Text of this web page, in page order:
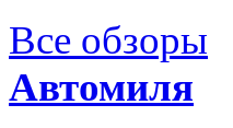
Все обзоры
Автомиля